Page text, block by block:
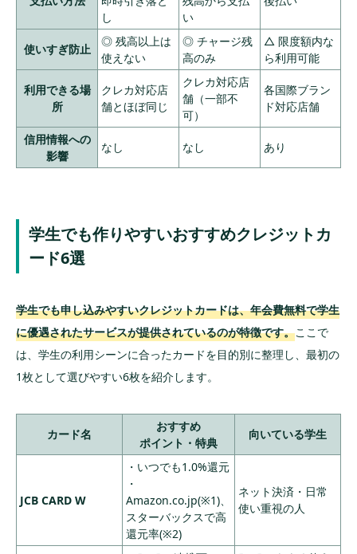
し
い
使いすぎ防止
◎ 残高以上は
使えない
◎ チャージ残
高のみ
△ 限度額内な
ら利用可能
利用できる場
所
クレカ対応店
舗とほぼ同じ
クレカ対応店
舗（一部不
可）
各国際ブラン
ド対応店舗
信用情報への
影響
なし なし あり
学生でも作りやすいおすすめクレジットカ
ード6選
学生でも申し込みやすいクレジットカードは、年会費無料で学生
に優遇されたサービスが提供されているのが特徴です。ここで
は、学生の利用シーンに合ったカードを目的別に整理し、最初の
1枚として選びやすい6枚を紹介します。
カード名
おすすめ
ポイント・特典
向いている学生
JCB CARD W
・いつでも1.0%還元
・
Amazon.co.jp(※1)、
スターバックスで高
還元率(※2)
ネット決済・日常
使い重視の人